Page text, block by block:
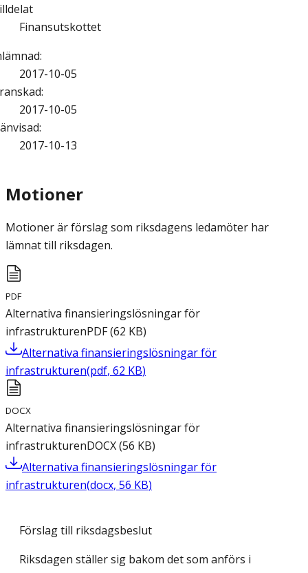
Finansutskottet
:
2017-10-05
:
2017-10-05
:
2017-10-13
Motioner
Motioner är förslag som riksdagens ledamöter har
lämnat till riksdagen.
PDF
Alternativa finansieringslösningar för
infrastrukturenPDF(62 KB)
Alternativa finansieringslösningar för
infrastrukturen(pdf, 62 KB)
DOCX
Alternativa finansieringslösningar för
infrastrukturenDOCX(56 KB)
Alternativa finansieringslösningar för
infrastrukturen(docx, 56 KB)
Förslag till riksdagsbeslut
Riksdagen ställer sig bakom det som anförs i